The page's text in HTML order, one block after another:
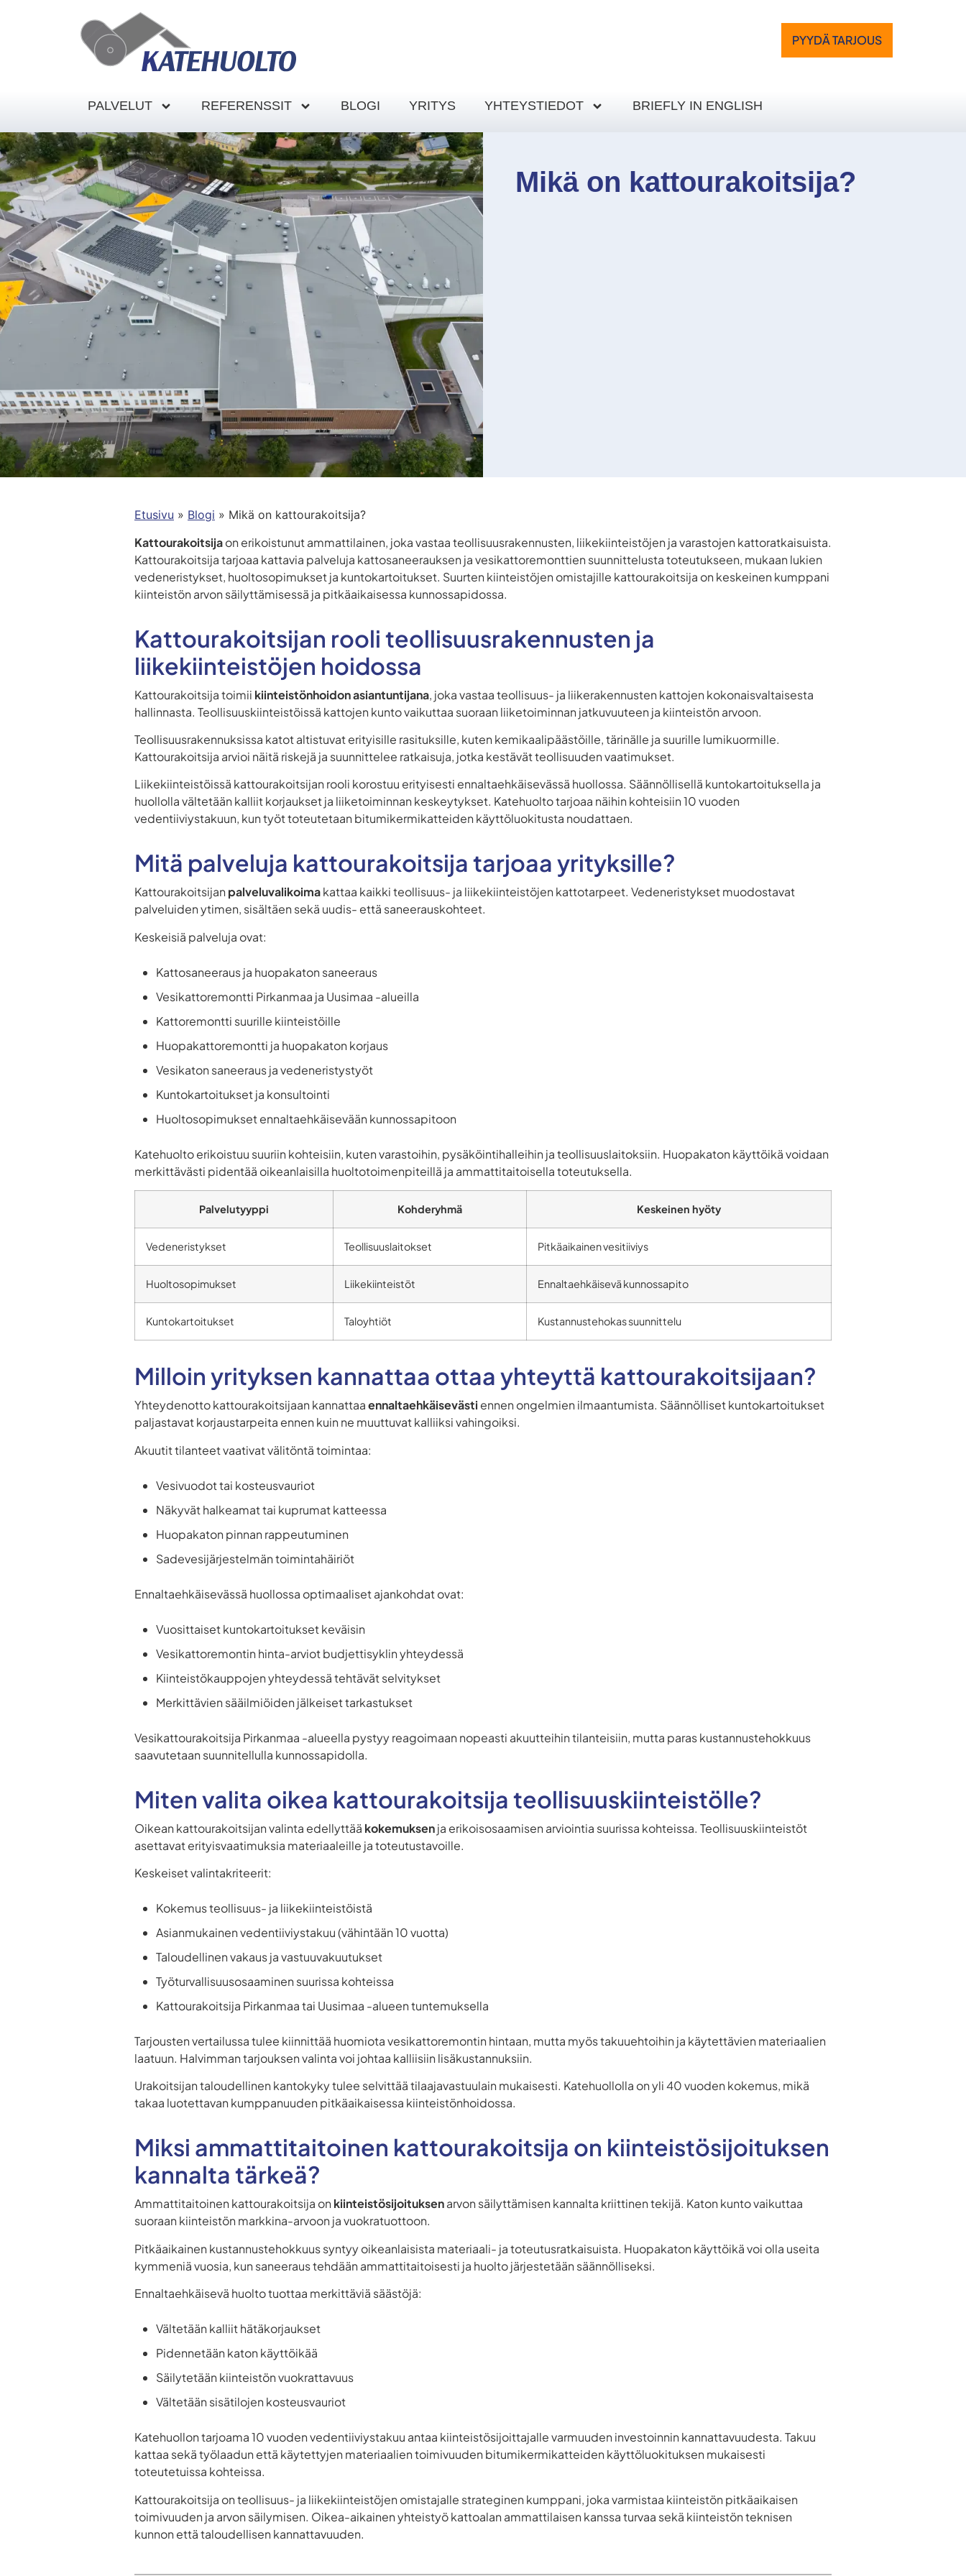
PYYDÄ TARJOUS
PALVELUT REFERENSSIT BLOGI YRITYS YHTEYSTIEDOT BRIEFLY IN ENGLISH
Mikä on kattourakoitsija?
Etusivu » Blogi » Mikä on kattourakoitsija?
Kattourakoitsijaon erikoistunut ammattilainen, joka vastaa teollisuusrakennusten, liikekiinteistöjen ja varastojen kattoratkaisuista.
Kattourakoitsija tarjoaa kattavia palveluja kattosaneerauksen ja vesikattoremonttien suunnittelusta toteutukseen, mukaan lukien
vedeneristykset, huoltosopimukset ja kuntokartoitukset. Suurten kiinteistöjen omistajille kattourakoitsija on keskeinen kumppani
kiinteistön arvon säilyttämisessä ja pitkäaikaisessa kunnossapidossa.
Kattourakoitsijan rooli teollisuusrakennusten ja
liikekiinteistöjen hoidossa
Kattourakoitsija toimii kiinteistönhoidon asiantuntijana, joka vastaa teollisuus- ja liikerakennusten kattojen kokonaisvaltaisesta
hallinnasta. Teollisuuskiinteistöissä kattojen kunto vaikuttaa suoraan liiketoiminnan jatkuvuuteen ja kiinteistön arvoon.
Teollisuusrakennuksissa katot altistuvat erityisille rasituksille, kuten kemikaalipäästöille, tärinälle ja suurille lumikuormille.
Kattourakoitsija arvioi näitä riskejä ja suunnittelee ratkaisuja, jotka kestävät teollisuuden vaatimukset.
Liikekiinteistöissä kattourakoitsijan rooli korostuu erityisesti ennaltaehkäisevässä huollossa. Säännöllisellä kuntokartoituksella ja
huollolla vältetään kalliit korjaukset ja liiketoiminnan keskeytykset. Katehuolto tarjoaa näihin kohteisiin 10 vuoden
vedentiiviystakuun, kun työt toteutetaan bitumikermikatteiden käyttöluokitusta noudattaen.
Mitä palveluja kattourakoitsija tarjoaa yrityksille?
Kattourakoitsijan palveluvalikoimakattaa kaikki teollisuus- ja liikekiinteistöjen kattotarpeet. Vedeneristykset muodostavat
palveluiden ytimen, sisältäen sekä uudis- että saneerauskohteet.
Keskeisiä palveluja ovat:
Kattosaneeraus ja huopakaton saneeraus
Vesikattoremontti Pirkanmaa ja Uusimaa -alueilla
Kattoremontti suurille kiinteistöille
Huopakattoremontti ja huopakaton korjaus
Vesikaton saneeraus ja vedeneristystyöt
Kuntokartoitukset ja konsultointi
Huoltosopimukset ennaltaehkäisevään kunnossapitoon
Katehuolto erikoistuu suuriin kohteisiin, kuten varastoihin, pysäköintihalleihin ja teollisuuslaitoksiin. Huopakaton käyttöikä voidaan
merkittävästi pidentää oikeanlaisilla huoltotoimenpiteillä ja ammattitaitoisella toteutuksella.
Palvelutyyppi Kohderyhmä Keskeinen hyöty
Vedeneristykset Teollisuuslaitokset Pitkäaikainen vesitiiviys
Huoltosopimukset Liikekiinteistöt Ennaltaehkäisevä kunnossapito
Kuntokartoitukset Taloyhtiöt Kustannustehokas suunnittelu
Milloin yrityksen kannattaa ottaa yhteyttä kattourakoitsijaan?
Yhteydenotto kattourakoitsijaan kannattaaennaltaehkäisevästi ennen ongelmien ilmaantumista. Säännölliset kuntokartoitukset
paljastavat korjaustarpeita ennen kuin ne muuttuvat kalliiksi vahingoiksi.
Akuutit tilanteet vaativat välitöntä toimintaa:
Vesivuodot tai kosteusvauriot
Näkyvät halkeamat tai kuprumat katteessa
Huopakaton pinnan rappeutuminen
Sadevesijärjestelmän toimintahäiriöt
Ennaltaehkäisevässä huollossa optimaaliset ajankohdat ovat:
Vuosittaiset kuntokartoitukset keväisin
Vesikattoremontin hinta-arviot budjettisyklin yhteydessä
Kiinteistökauppojen yhteydessä tehtävät selvitykset
Merkittävien sääilmiöiden jälkeiset tarkastukset
Vesikattourakoitsija Pirkanmaa -alueella pystyy reagoimaan nopeasti akuutteihin tilanteisiin, mutta paras kustannustehokkuus
saavutetaan suunnitellulla kunnossapidolla.
Miten valita oikea kattourakoitsija teollisuuskiinteistölle?
Oikean kattourakoitsijan valinta edellyttää kokemuksenja erikoisosaamisen arviointia suurissa kohteissa. Teollisuuskiinteistöt
asettavat erityisvaatimuksia materiaaleille ja toteutustavoille.
Keskeiset valintakriteerit:
Kokemus teollisuus- ja liikekiinteistöistä
Asianmukainen vedentiiviystakuu (vähintään 10 vuotta)
Taloudellinen vakaus ja vastuuvakuutukset
Työturvallisuusosaaminen suurissa kohteissa
Kattourakoitsija Pirkanmaa tai Uusimaa -alueen tuntemuksella
Tarjousten vertailussa tulee kiinnittää huomiota vesikattoremontin hintaan, mutta myös takuuehtoihin ja käytettävien materiaalien
laatuun. Halvimman tarjouksen valinta voi johtaa kalliisiin lisäkustannuksiin.
Urakoitsijan taloudellinen kantokyky tulee selvittää tilaajavastuulain mukaisesti. Katehuollolla on yli 40 vuoden kokemus, mikä
takaa luotettavan kumppanuuden pitkäaikaisessa kiinteistönhoidossa.
Miksi ammattitaitoinen kattourakoitsija on kiinteistösijoituksen
kannalta tärkeä?
Ammattitaitoinen kattourakoitsija on kiinteistösijoituksenarvon säilyttämisen kannalta kriittinen tekijä. Katon kunto vaikuttaa
suoraan kiinteistön markkina-arvoon ja vuokratuottoon.
Pitkäaikainen kustannustehokkuus syntyy oikeanlaisista materiaali- ja toteutusratkaisuista. Huopakaton käyttöikä voi olla useita
kymmeniä vuosia, kun saneeraus tehdään ammattitaitoisesti ja huolto järjestetään säännölliseksi.
Ennaltaehkäisevä huolto tuottaa merkittäviä säästöjä:
Vältetään kalliit hätäkorjaukset
Pidennetään katon käyttöikää
Säilytetään kiinteistön vuokrattavuus
Vältetään sisätilojen kosteusvauriot
Katehuollon tarjoama 10 vuoden vedentiiviystakuu antaa kiinteistösijoittajalle varmuuden investoinnin kannattavuudesta. Takuu
kattaa sekä työlaadun että käytettyjen materiaalien toimivuuden bitumikermikatteiden käyttöluokituksen mukaisesti
toteutetuissa kohteissa.
Kattourakoitsija on teollisuus- ja liikekiinteistöjen omistajalle strateginen kumppani, joka varmistaa kiinteistön pitkäaikaisen
toimivuuden ja arvon säilymisen. Oikea-aikainen yhteistyö kattoalan ammattilaisen kanssa turvaa sekä kiinteistön teknisen
kunnon että taloudellisen kannattavuuden.